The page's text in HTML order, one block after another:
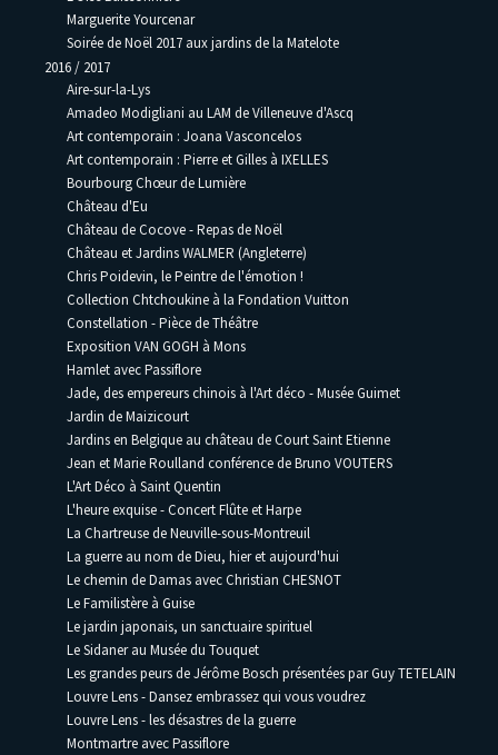
Marguerite Yourcenar
Soirée de Noël 2017 aux jardins de la Matelote
2016 / 2017
Aire-sur-la-Lys
Amadeo Modigliani au LAM de Villeneuve d'Ascq
Art contemporain : Joana Vasconcelos
Art contemporain : Pierre et Gilles à IXELLES
Bourbourg Chœur de Lumière
Château d'Eu
Château de Cocove - Repas de Noël
Château et Jardins WALMER (Angleterre)
Chris Poidevin, le Peintre de l'émotion !
Collection Chtchoukine à la Fondation Vuitton
Constellation - Pièce de Théâtre
Exposition VAN GOGH à Mons
Hamlet avec Passiflore
Jade, des empereurs chinois à l'Art déco - Musée Guimet
Jardin de Maizicourt
Jardins en Belgique au château de Court Saint Etienne
Jean et Marie Roulland conférence de Bruno VOUTERS
L'Art Déco à Saint Quentin
L'heure exquise - Concert Flûte et Harpe
La Chartreuse de Neuville-sous-Montreuil
La guerre au nom de Dieu, hier et aujourd'hui
Le chemin de Damas avec Christian CHESNOT
Le Familistère à Guise
Le jardin japonais, un sanctuaire spirituel
Le Sidaner au Musée du Touquet
Les grandes peurs de Jérôme Bosch présentées par Guy TETELAIN
Louvre Lens - Dansez embrassez qui vous voudrez
Louvre Lens - les désastres de la guerre
Montmartre avec Passiflore